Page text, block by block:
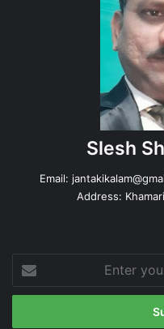
Slesh
Email:
Address:
your
Email